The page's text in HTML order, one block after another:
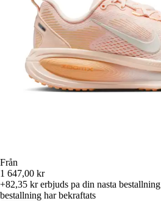
Från
1 647,00 kr
+82,35 krerbjuds pa din nasta bestallning
bestallning har bekraftats